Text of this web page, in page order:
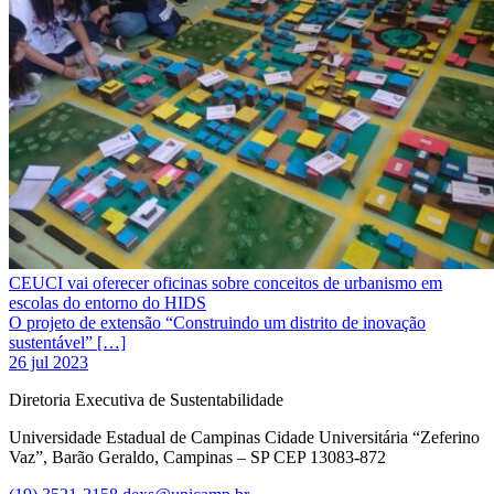
CEUCI vai oferecer oficinas sobre conceitos de urbanismo em
escolas do entorno do HIDS
O projeto de extensão “Construindo um distrito de inovação
sustentável” […]
26 jul 2023
Diretoria Executiva de Sustentabilidade
Universidade Estadual de Campinas Cidade Universitária “Zeferino
Vaz”, Barão Geraldo, Campinas – SP CEP 13083-872